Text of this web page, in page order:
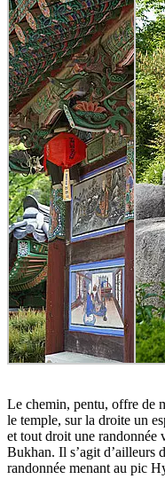
Le chemin, pentu, offre de
le temple, sur la droite un
et tout droit une randonnée
Bukhan. Il s’agit d’ailleurs
randonnée menant au pic